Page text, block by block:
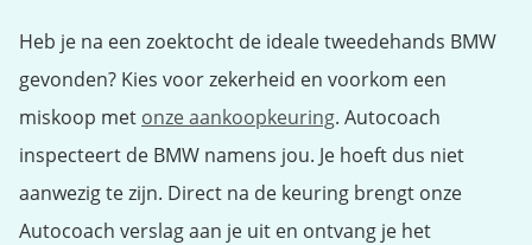
Heb je na een zoektocht de ideale tweedehands BMW
gevonden? Kies voor zekerheid en voorkom een
miskoop met onze aankoopkeuring. Autocoach
inspecteert de BMW namens jou. Je hoeft dus niet
aanwezig te zijn. Direct na de keuring brengt onze
Autocoach verslag aan je uit en ontvang je het